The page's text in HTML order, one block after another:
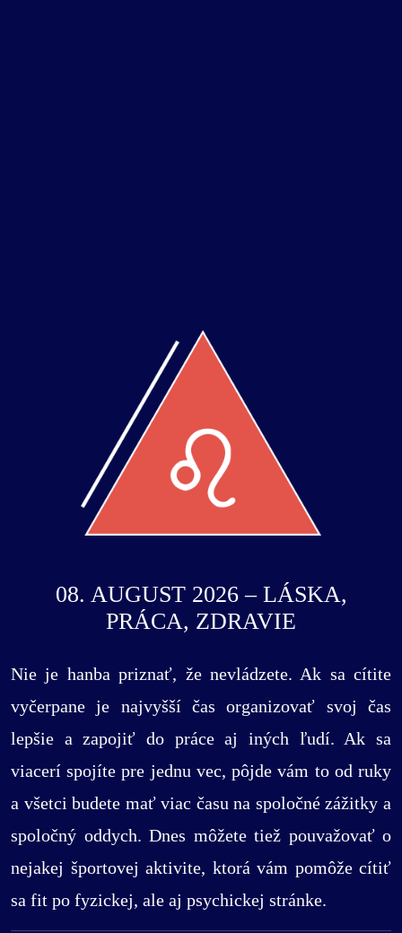
08. AUGUST 2026 – LÁSKA,
PRÁCA, ZDRAVIE
Nie je hanba priznať, že nevládzete. Ak sa cítite
vyčerpane je najvyšší čas organizovať svoj čas
lepšie a zapojiť do práce aj iných ľudí. Ak sa
viacerí spojíte pre jednu vec, pôjde vám to od ruky
a všetci budete mať viac času na spoločné zážitky a
spoločný oddych. Dnes môžete tiež pouvažovať o
nejakej športovej aktivite, ktorá vám pomôže cítiť
sa fit po fyzickej, ale aj psychickej stránke.